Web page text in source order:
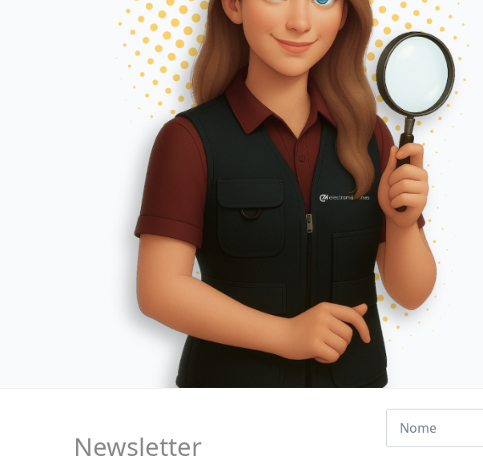
Newsletter
Nome